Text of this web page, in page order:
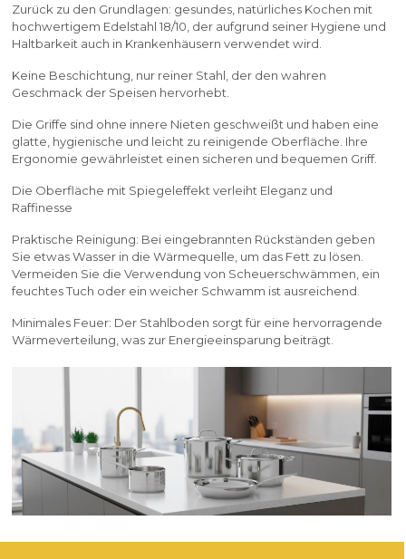
Zurück zu den Grundlagen: gesundes, natürliches Kochen mit
hochwertigem Edelstahl 18/10, der aufgrund seiner Hygiene und
Haltbarkeit auch in Krankenhäusern verwendet wird.
Keine Beschichtung, nur reiner Stahl, der den wahren
Geschmack der Speisen hervorhebt.
Die Griffe sind ohne innere Nieten geschweißt und haben eine
glatte, hygienische und leicht zu reinigende Oberfläche. Ihre
Ergonomie gewährleistet einen sicheren und bequemen Griff.
Die Oberfläche mit Spiegeleffekt verleiht Eleganz und
Raffinesse
Praktische Reinigung: Bei eingebrannten Rückständen geben
Sie etwas Wasser in die Wärmequelle, um das Fett zu lösen.
Vermeiden Sie die Verwendung von Scheuerschwämmen, ein
feuchtes Tuch oder ein weicher Schwamm ist ausreichend.
Minimales Feuer: Der Stahlboden sorgt für eine hervorragende
Wärmeverteilung, was zur Energieeinsparung beiträgt.